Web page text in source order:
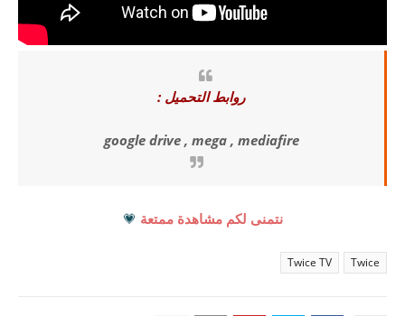
روابط التحميل :
google drive , mega , mediafire
نتمنى لكم مشاهدة ممتعة 💗
Twice
Twice TV